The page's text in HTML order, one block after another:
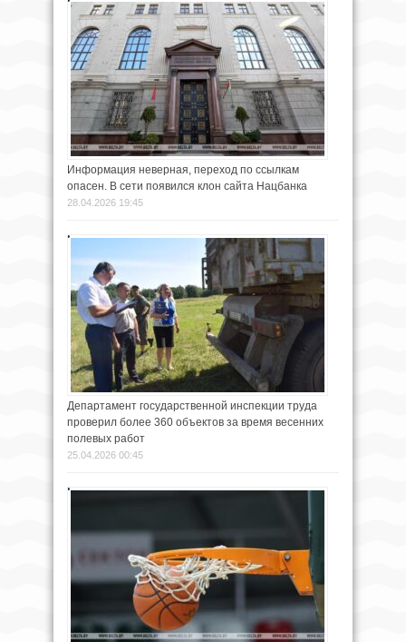
Информация неверная, переход по ссылкам
опасен. В сети появился клон сайта Нацбанка
28.04.2026 19:45
Департамент государственной инспекции труда
проверил более 360 объектов за время весенних
полевых работ
25.04.2026 00:45